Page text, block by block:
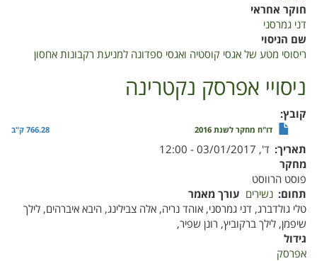
קוסטיה
ואגסי
ספדונה
למניעת
אחסון
חוקר אחראי
דני גמרסני
שם הניסוי
ריסוסי מטע של אגסי קוסטיה ואגסי ספדונה למניעת רקבונות אחסון
ניסויי אפרסק נקטרינה
קובץ
דו"ח מחקר לשנת 2016 766.28 ק"ב
תאריך ד', 03/01/2017 - 12:00
מחקר
פוסט הרווסט
תחום נשירים עורך מאמר
טלי גולדברג, דני גמרסני, אוהד נריה, אלה צבילינג, היבא איברהים, לילך
שיפמן, לילך ברקוביץ, רונן שפיר,
גידול
אפרסק